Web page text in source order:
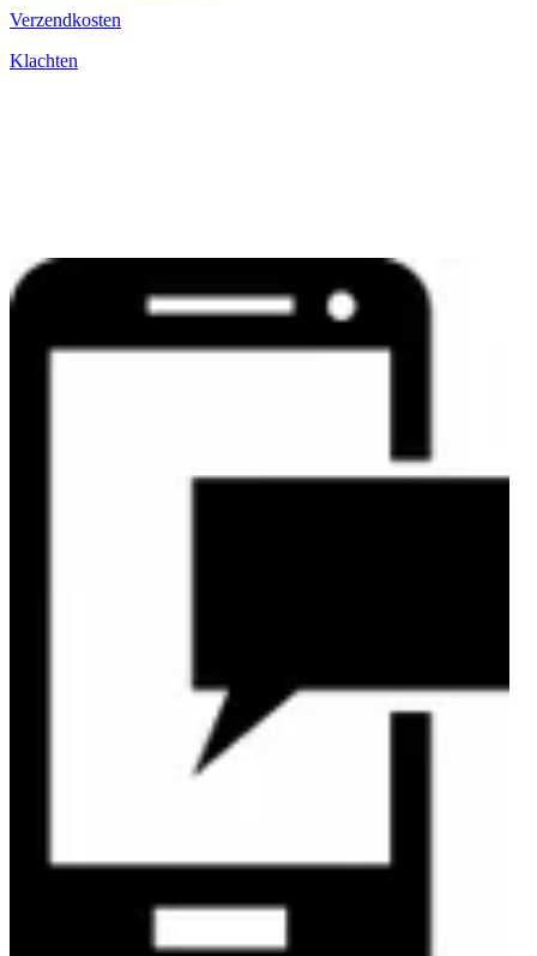
Verzendkosten
Klachten